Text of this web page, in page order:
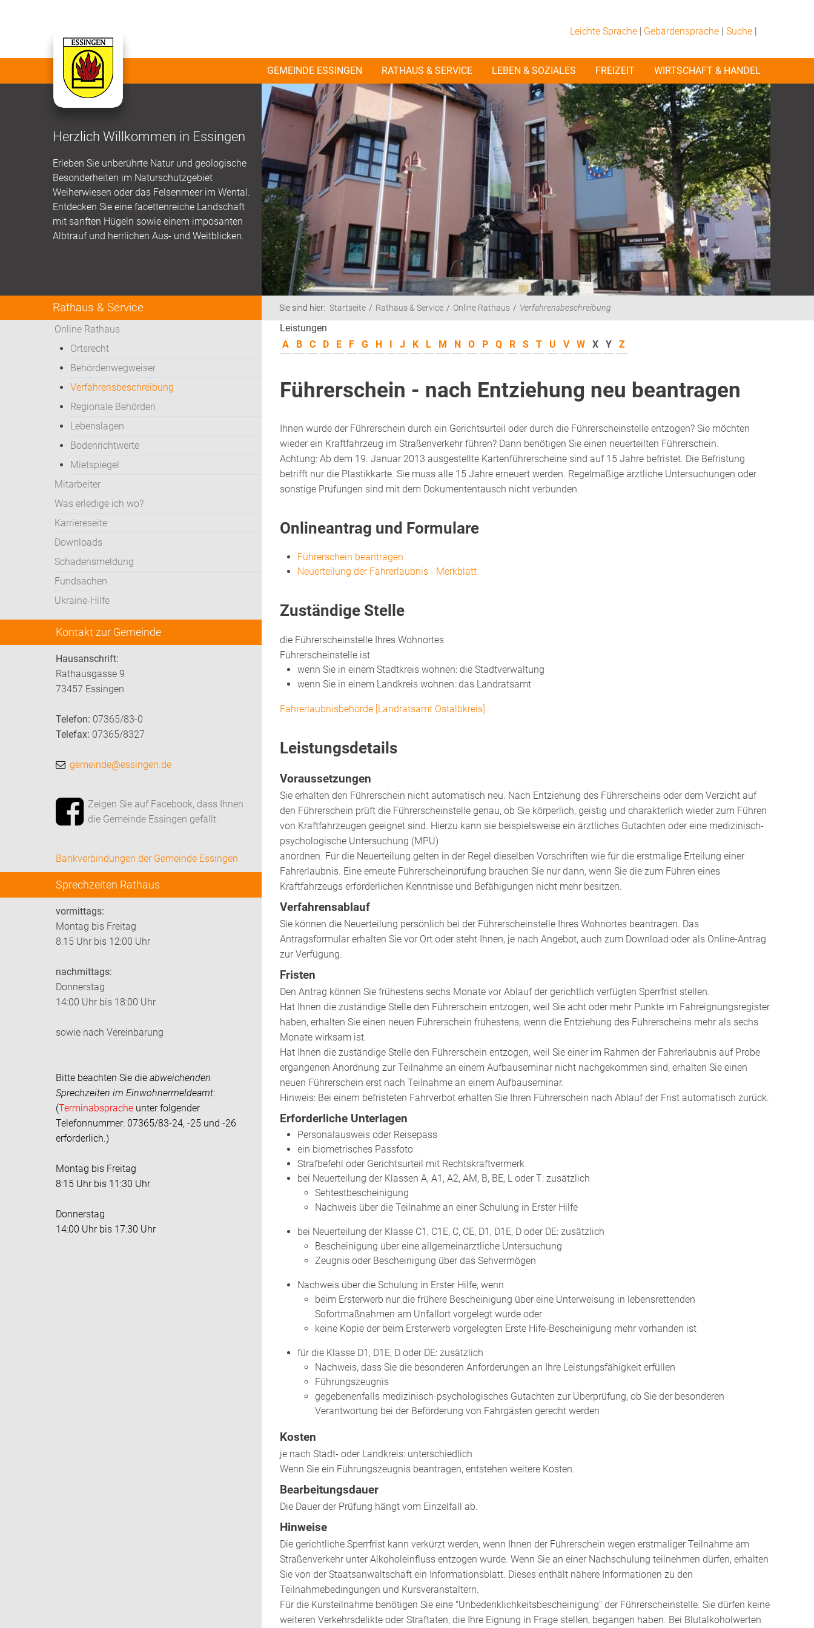
Leichte Sprache | Gebärdensprache | Suche|
GEMEINDE ESSINGEN RATHAUS & SERVICE LEBEN & SOZIALES FREIZEIT WIRTSCHAFT & HANDEL
Herzlich Willkommen in Essingen
Erleben Sie unberührte Natur und geologische
Besonderheiten im Naturschutzgebiet
Weiherwiesen oder das Felsenmeer im Wental.
Entdecken Sie eine facettenreiche Landschaft
mit sanften Hügeln sowie einem imposanten
Albtrauf und herrlichen Aus- und Weitblicken.
Rathaus & Service
Online Rathaus
Ortsrecht
Behördenwegweiser
Verfahrensbeschreibung
Regionale Behörden
Lebenslagen
Bodenrichtwerte
Mietspiegel
Mitarbeiter
Was erledige ich wo?
Karriereseite
Downloads
Schadensmeldung
Fundsachen
Ukraine-Hilfe
Kontakt zur Gemeinde
Hausanschrift:
Rathausgasse 9
73457 Essingen
Telefon: 07365/83-0
Telefax: 07365/8327
gemeinde@essingen.de
Zeigen Sie auf Facebook, dass Ihnen
die Gemeinde Essingen gefällt.
Bankverbindungen der Gemeinde Essingen
Sprechzeiten Rathaus
vormittags:
Montag bis Freitag
8:15 Uhr bis 12:00 Uhr
nachmittags:
Donnerstag
14:00 Uhr bis 18:00 Uhr
sowie nach Vereinbarung
Bitte beachten Sie die abweichenden
Sprechzeiten im Einwohnermeldeamt:
(Terminabsprache unter folgender
Telefonnummer: 07365/83-24, -25 und -26
erforderlich.)
Montag bis Freitag
8:15 Uhr bis 11:30 Uhr
Donnerstag
14:00 Uhr bis 17:30 Uhr
Sie sind hier: Startseite Rathaus & Service Online Rathaus Verfahrensbeschreibung
Leistungen
A
B C D E F G H I J K L M N O P Q R S T U V W X Y Z
Führerschein - nach Entziehung neu beantragen
Ihnen wurde der Führerschein durch ein Gerichtsurteil oder durch die Führerscheinstelle entzogen? Sie möchten
wieder ein Kraftfahrzeug im Straßenverkehr führen? Dann benötigen Sie einen neuerteilten Führerschein.
Achtung: Ab dem 19. Januar 2013 ausgestellte Kartenführerscheine sind auf 15 Jahre befristet. Die Befristung
betrifft nur die Plastikkarte. Sie muss alle 15 Jahre erneuert werden. Regelmäßige ärztliche Untersuchungen oder
sonstige Prüfungen sind mit dem Dokumententausch nicht verbunden.
Onlineantrag und Formulare
Führerschein beantragen
Neuerteilung der Fahrerlaubnis - Merkblatt
Zuständige Stelle
die Führerscheinstelle Ihres Wohnortes
Führerscheinstelle ist
wenn Sie in einem Stadtkreis wohnen: die Stadtverwaltung
wenn Sie in einem Landkreis wohnen: das Landratsamt
Fahrerlaubnisbehörde [Landratsamt Ostalbkreis]
Leistungsdetails
Voraussetzungen
Sie erhalten den Führerschein nicht automatisch neu. Nach Entziehung des Führerscheins oder dem Verzicht auf
den Führerschein prüft die Führerscheinstelle genau, ob Sie körperlich, geistig und charakterlich wieder zum Führen
von Kraftfahrzeugen geeignet sind. Hierzu kann sie beispielsweise ein ärztliches Gutachten oder eine medizinisch-
psychologische Untersuchung (MPU)
anordnen. Für die Neuerteilung gelten in der Regel dieselben Vorschriften wie für die erstmalige Erteilung einer
Fahrerlaubnis. Eine erneute Führerscheinprüfung brauchen Sie nur dann, wenn Sie die zum Führen eines
Kraftfahrzeugs erforderl ichen Kenntnisse und Befähigungen nicht mehr besitzen.
Verfahrensablauf
Sie können die Neuerteilung persönlich bei der Führerscheinstelle Ihres Wohnortes beantragen. Das
Antragsformular erhalten Sie vor Ort oder steht Ihnen, je nach Angebot, auch zum Download oder als Online-Antrag
zur Verfügung.
Fristen
Den Antrag können Sie frühestens sechs Monate vor Ablauf der gerichtlich verfügten Sperrfrist stellen.
Hat Ihnen die zuständige Stelle den Führerschein entzogen, weil Sie acht oder mehr Punkte im Fahreignungsregister
haben, erhalten Sie einen neuen Führerschein frühestens, wenn die Entziehung des Führerscheins mehr als sechs
Monate wirksam ist.
Hat Ihnen die zuständige Stelle den Führerschein entzogen, weil Sie einer im Rahmen der Fahrerlaubnis auf Probe
ergangenen Anordnung zur Teilnahme an einem Aufbauseminar nicht nachgekommen sind, erhalten Sie einen
neuen Führerschein erst nach Teilnahme an einem Aufbauseminar.
Hinweis: Bei einem befristeten Fahrverbot erhalten Sie Ihren Führerschein nach Ablauf der Frist automatisch zurück.
Erforderliche Unterlagen
Personalausweis oder Reisepass
ein biometrisches Passfoto
Strafbefehl oder Gerichtsurteil mit Rechtskraftvermerk
bei Neuerteilung der Klassen A, A1, A2, AM, B, BE, L oder T: zusätzlich
Sehtestbescheinigung
Nachweis über die Teilnahme an einer Schulung in Erster Hilfe
bei Neuerteilung der Klasse C1, C1E, C, CE, D1, D1E, D oder DE: zusätzlich
Bescheinigung über eine allgemeinärztliche Untersuchung
Zeugnis oder Bescheinigung über das Sehvermögen
Nachweis über die Schulung in Erster Hilfe, wenn
beim Ersterwerb nur die frühere Bescheinigung über eine Unterweisung in lebensrettenden
Sofortmaßnahmen am Unfallort vorgelegt wurde oder
keine Kopie der beim Ersterwerb vorgelegten Erste Hife-Bescheinigung mehr vorhanden ist
für die Klasse D1, D1E, D oder DE: zusätzlich
Nachweis, dass Sie die besonderen Anforderungen an Ihre Leistungsfähigkeit erfüllen
Führungszeugnis
gegebenenfalls medizinisch-psychologisches Gutachten zur Überprüfung, ob Sie der besonderen
Verantwortung bei der Beförderung von Fahrgästen gerecht werden
Kosten
je nach Stadt- oder Landkreis: unterschiedlich
Wenn Sie ein Führungszeugnis beantragen, entstehen weitere Kosten.
Bearbeitungsdauer
Die Dauer der Prüfung hängt vom Einzelfall ab.
Hinweise
Die gerichtliche Sperrfrist kann verkürzt werden, wenn Ihnen der Führerschein wegen erstmaliger Teilnahme am
Straßenverkehr unter Alkoholeinfluss entzogen wurde. Wenn Sie an einer Nachschulung teilnehmen dürfen, erhalten
Sie von der Staatsanwaltschaft ein Informationsblatt. Dieses enthält nähere Informationen zu den
Teilnahmebedingungen und Kursveranstaltern.
Für die Kursteilnahme benötigen Sie eine "Unbedenklichkeitsbescheinigung" der Führerscheinstelle. Sie dürfen keine
weiteren Verkehrsdelikte oder Straftaten, die Ihre Eignung in Frage stellen, begangen haben. Bei Blutalkoholwerten